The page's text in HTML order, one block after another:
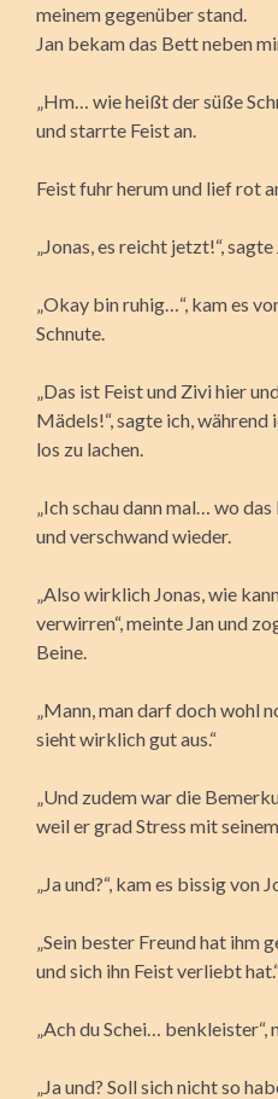
meinem gegenüber stand.
Jan bekam das Bett neben
„Hm… wie heißt der süße
und starrte Feist an.
Feist fuhr herum und lief rot
„Jonas, es reicht jetzt!“,
„Okay bin ruhig…“, kam es
Schnute.
„Das ist Feist und Zivi hier
Mädels!“, sagte ich,
los zu lachen.
„Ich schau dann mal… wo
und verschwand wieder.
„Also wirklich Jonas, wie
verwirren“, meinte Jan und
Beine.
„Mann, man darf doch wohl
sieht wirklich gut aus.“
„Und zudem war die
weil er grad Stress mit
„Ja und?“, kam es bissig von
„Sein bester Freund hat ihm
und sich ihn Feist verliebt
„Ach du Schei… benkleister“,
„Ja und? Soll sich nicht so